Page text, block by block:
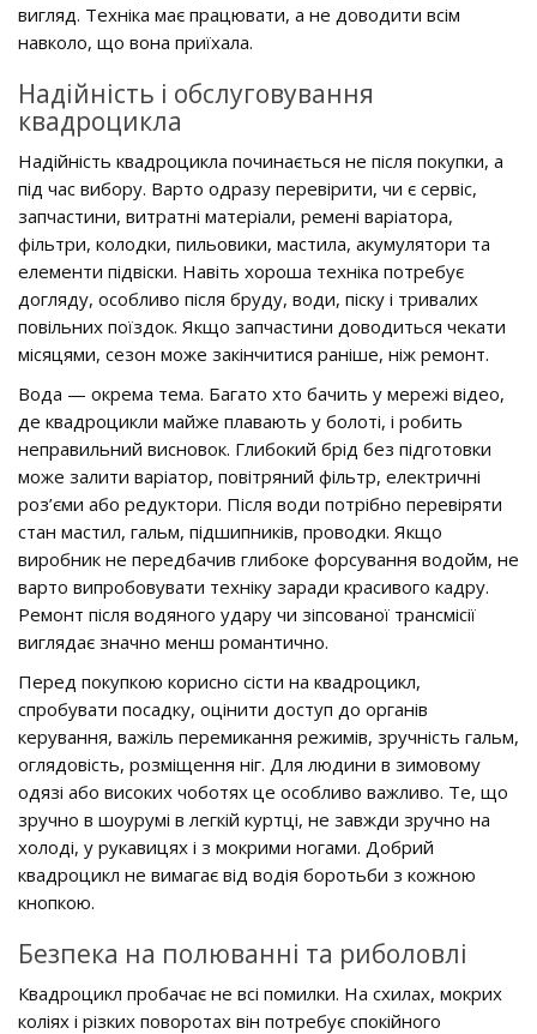
вигляд. Техніка має працювати, а не доводити всім
навколо, що вона приїхала.
Надійність і обслуговування
квадроцикла
Надійність квадроцикла починається не після покупки, а
під час вибору. Варто одразу перевірити, чи є сервіс,
запчастини, витратні матеріали, ремені варіатора,
фільтри, колодки, пильовики, мастила, акумулятори та
елементи підвіски. Навіть хороша техніка потребує
догляду, особливо після бруду, води, піску і тривалих
повільних поїздок. Якщо запчастини доводиться чекати
місяцями, сезон може закінчитися раніше, ніж ремонт.
Вода — окрема тема. Багато хто бачить у мережі відео,
де квадроцикли майже плавають у болоті, і робить
неправильний висновок. Глибокий брід без підготовки
може залити варіатор, повітряний фільтр, електричні
роз’єми або редуктори. Після води потрібно перевіряти
стан мастил, гальм, підшипників, проводки. Якщо
виробник не передбачив глибоке форсування водойм, не
варто випробовувати техніку заради красивого кадру.
Ремонт після водяного удару чи зіпсованої трансмісії
виглядає значно менш романтично.
Перед покупкою корисно сісти на квадроцикл,
спробувати посадку, оцінити доступ до органів
керування, важіль перемикання режимів, зручність гальм,
оглядовість, розміщення ніг. Для людини в зимовому
одязі або високих чоботях це особливо важливо. Те, що
зручно в шоурумі в легкій куртці, не завжди зручно на
холоді, у рукавицях і з мокрими ногами. Добрий
квадроцикл не вимагає від водія боротьби з кожною
кнопкою.
Безпека на полюванні та риболовлі
Квадроцикл пробачає не всі помилки. На схилах, мокрих
коліях і різких поворотах він потребує спокійного